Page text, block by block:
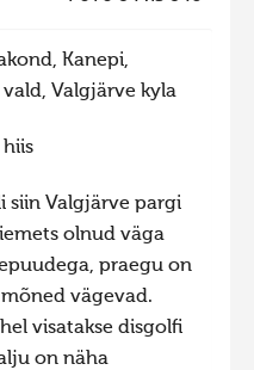
Kanepi,
Valgjärve kyla
hiis
siin Valgjärve pargi
olnud väga
praegu on
vägevad.
visatakse disgolfi
on näha